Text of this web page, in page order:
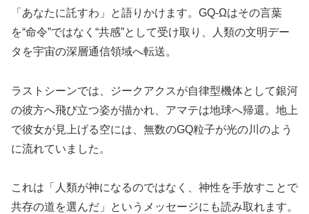
「あなたに託すわ」と語りかけます。GQ-Ωはその言葉
を“命令”ではなく“共感”として受け取り、人類の文明デー
タを宇宙の深層通信領域へ転送。
ラストシーンでは、ジークアクスが自律型機体として銀河
の彼方へ飛び立つ姿が描かれ、アマテは地球へ帰還。地上
で彼女が見上げる空には、無数のGQ粒子が光の川のよう
に流れていました。
これは「人類が神になるのではなく、神性を手放すことで
共存の道を選んだ」というメッセージにも読み取れます。